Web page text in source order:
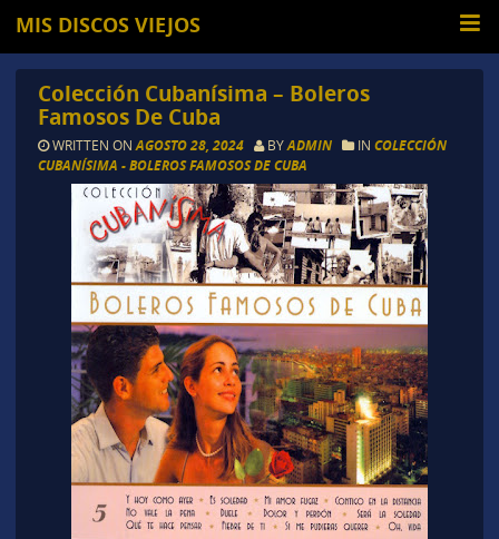
MIS DISCOS VIEJOS
Colección Cubanísima – Boleros
Famosos De Cuba
WRITTEN ON AGOSTO 28, 2024 BYADMIN IN COLECCIÓN
CUBANÍSIMA - BOLEROS FAMOSOS DE CUBA